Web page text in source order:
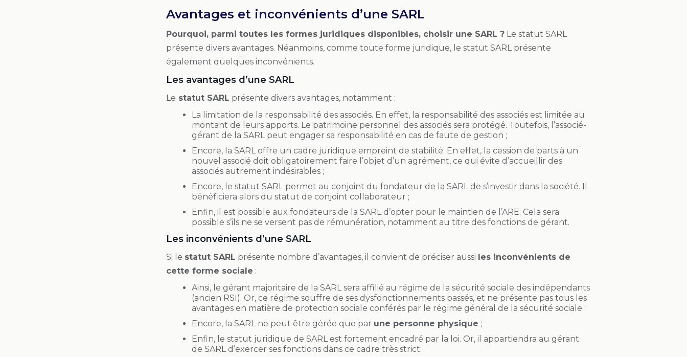
Avantages et inconvénients d’une SARL
Pourquoi, parmi toutes les formes juridiques disponibles, choisir une SARL ? Le statut SARL
présente divers avantages. Néanmoins, comme toute forme juridique, le statut SARL présente
également quelques inconvénients.
Les avantages d’une SARL
Le statut SARL présente divers avantages, notamment :
La limitation de la responsabilité des associés. En effet, la responsabilité des associés est limitée au
montant de leurs apports. Le patrimoine personnel des associés sera protégé. Toutefois, l’associé-
gérant de la SARL peut engager sa responsabilité en cas de faute de gestion ;
Encore, la SARL offre un cadre juridique empreint de stabilité. En effet, la cession de parts à un
nouvel associé doit obligatoirement faire l’objet d’un agrément, ce qui évite d’accueillir des
associés autrement indésirables ;
Encore, le statut SARL permet au conjoint du fondateur de la SARL de s’investir dans la société. Il
bénéficiera alors du statut de conjoint collaborateur ;
Enfin, il est possible aux fondateurs de la SARL d’opter pour le maintien de l’ARE. Cela sera
possible s’ils ne se versent pas de rémunération, notamment au titre des fonctions de gérant.
Les inconvénients d’une SARL
Si le statut SARL présente nombre d’avantages, il convient de préciser aussi les inconvénients de
cette forme sociale :
Ainsi, le gérant majoritaire de la SARL sera affilié au régime de la sécurité sociale des indépendants
(ancien RSI). Or, ce régime souffre de ses dysfonctionnements passés, et ne présente pas tous les
avantages en matière de protection sociale conférés par le régime général de la sécurité sociale ;
Encore, la SARL ne peut être gérée que par une personne physique ;
Enfin, le statut juridique de SARL est fortement encadré par la loi. Or, il appartiendra au gérant
de SARL d’exercer ses fonctions dans ce cadre très strict.